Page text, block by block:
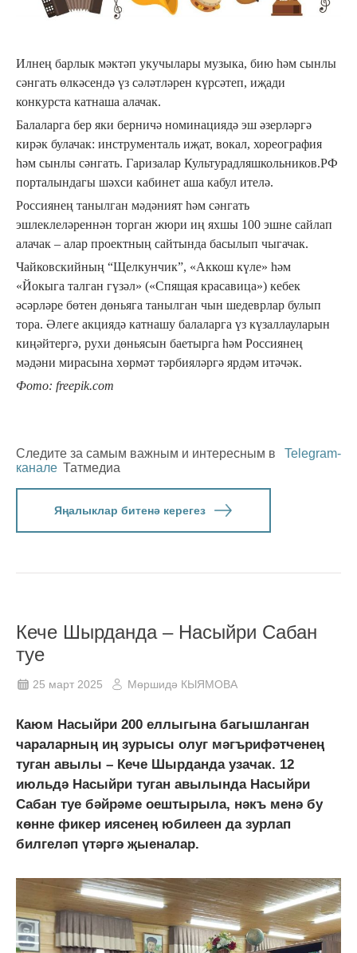
Илнең барлык мәктәп укучылары музыка, бию һәм сынлы
сәнгать өлкәсендә үз сәләтләрен күрсәтеп, иҗади
конкурста катнаша алачак.
Балаларга бер яки берничә номинациядә эш әзерләргә
кирәк булачак: инструменталь иҗат, вокал, хореография
һәм сынлы сәнгать. Гаризалар Культурадляшкольников.РФ
порталындагы шәхси кабинет аша кабул ителә.
Россиянең танылган мәдәният һәм сәнгать
эшлеклеләреннән торган жюри иң яхшы 100 эшне сайлап
алачак – алар проектның сайтында басылып чыгачак.
Чайковскийның “Щелкунчик”, «Аккош күле» һәм
«Йокыга талган гүзәл» («Спящая красавица») кебек
әсәрләре бөтен дөньяга танылган чын шедеврлар булып
тора. Әлеге акциядә катнашу балаларга үз күзаллауларын
киңәйтергә, рухи дөньясын баетырга һәм Россиянең
мәдәни мирасына хөрмәт тәрбияләргә ярдәм итәчәк.
Фото: freepik.com
Следите за самым важным и интересным в
Telegram-
канале Татмедиа
Яңалыклар битенә керегез
Кече Шырданда – Насыйри Сабан
туе
25 март 2025 Мөршидә КЫЯМОВА
Каюм Насыйри 200 еллыгына багышланган
чараларның иң зурысы олуг мәгърифәтченең
туган авылы – Кече Шырданда узачак. 12
июльдә Насыйри туган авылында Насыйри
Сабан туе бәйрәме оештырыла, нәкъ менә бу
көнне фикер иясенең юбилеен да зурлап
билгеләп үтәргә җыеналар.